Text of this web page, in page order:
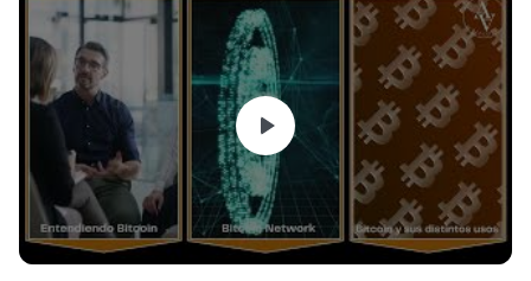
resulten más relevantes y aprovecha al máximo tu tiempo
de aprendizaje.